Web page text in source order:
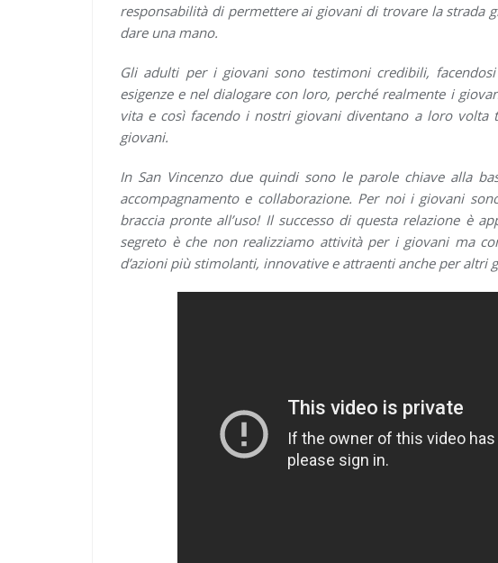
responsabilità di permettere ai giovani di trovare la strada
dare una mano.
Gli adulti per i giovani sono testimoni credibili,
esigenze e nel dialogare con loro, perché realmente i
vita e così facendo i nostri giovani diventano a loro volta
giovani.
In San Vincenzo due quindi sono le parole chiave alla
accompagnamento e collaborazione. Per noi i giovani
braccia pronte all’uso! Il successo di questa relazione è
segreto è che non realizziamo attività per i giovani ma
d’azioni più stimolanti, innovative e attraenti anche per altri